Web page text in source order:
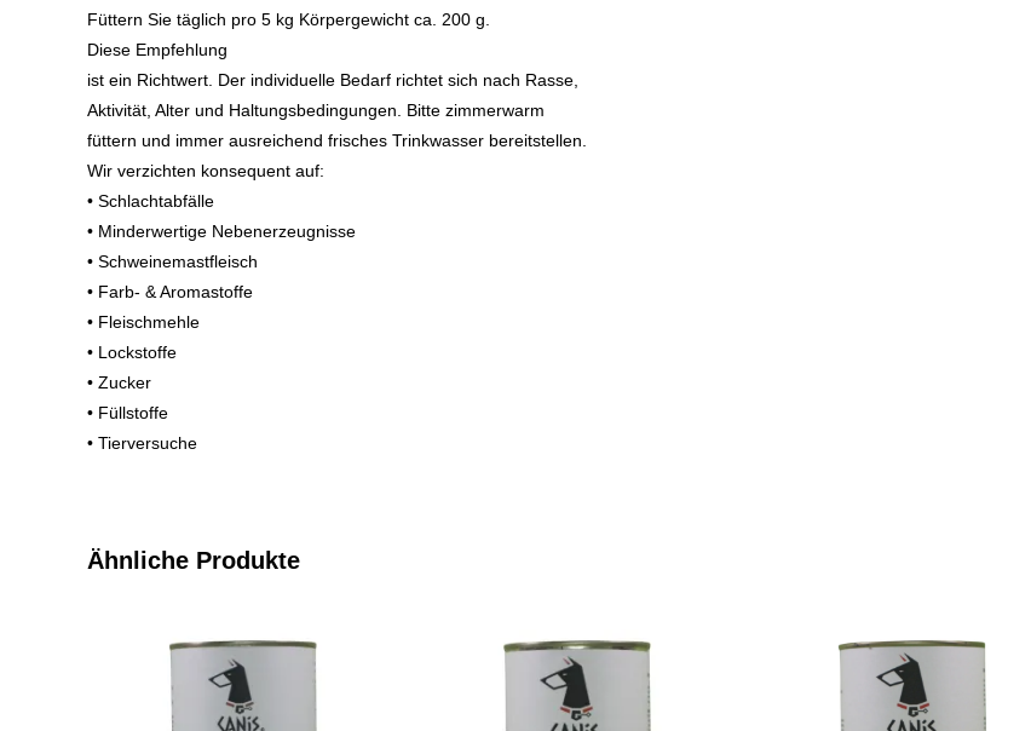
Füttern Sie täglich pro 5 kg Körpergewicht ca. 200 g.
Diese Empfehlung
ist ein Richtwert. Der individuelle Bedarf richtet sich nach Rasse,
Aktivität, Alter und Haltungsbedingungen. Bitte zimmerwarm
füttern und immer ausreichend frisches Trinkwasser bereitstellen.
Wir verzichten konsequent auf:
• Schlachtabfälle
• Minderwertige Nebenerzeugnisse
• Schweinemastfleisch
• Farb- & Aromastoffe
• Fleischmehle
• Lockstoffe
• Zucker
• Füllstoffe
• Tierversuche
Ähnliche Produkte